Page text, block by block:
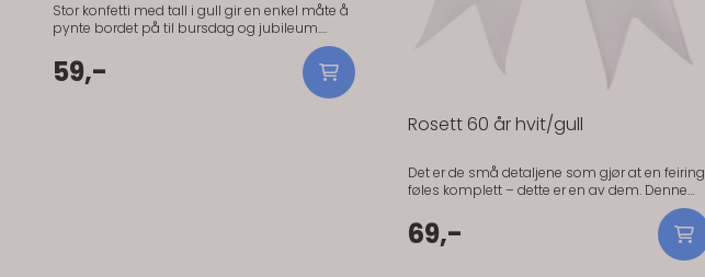
Stor konfetti med tall i gull gir en enkel måte å
pynte bordet på til bursdag og jubileum.
Perfekt når du vil skape en festlig stemning
uten å bruke mye tid på dekor. Disse tallene er
større enn vanlig konfetti og blir derfor godt
59,-
Rosett 60 år hvit/gull
Det er de små detaljene som gjør at en feiring
føles komplett – dette er en av dem. Denne
rosetten med gullfarget “60” gir en klassisk og
gjennomført markering av dagen. Praktisk info
Farge: Hvit og gull Motiv: 60 Tips Perfekt til
bursdagsbarnet, men også fin på stol eller
69,-